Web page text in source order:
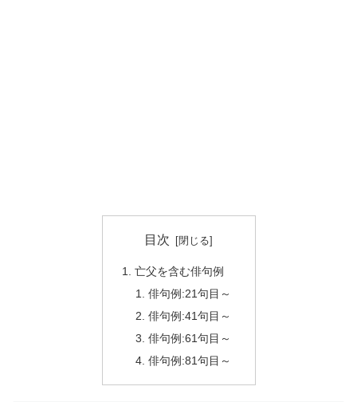
目次
亡父を含む俳句例
俳句例:21句目～
俳句例:41句目～
俳句例:61句目～
俳句例:81句目～